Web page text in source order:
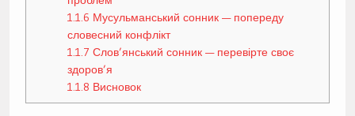
1.1.6 Мусульманський сонник — попереду
словесний конфлікт
1.1.7 Слов’янський сонник — перевірте своє
здоров’я
1.1.8 Висновок